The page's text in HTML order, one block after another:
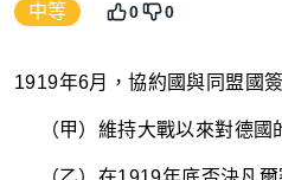
中等 0 0
1919年6月，協約國與同盟國
~~~~（甲）維持大戰以來對德
~~~~